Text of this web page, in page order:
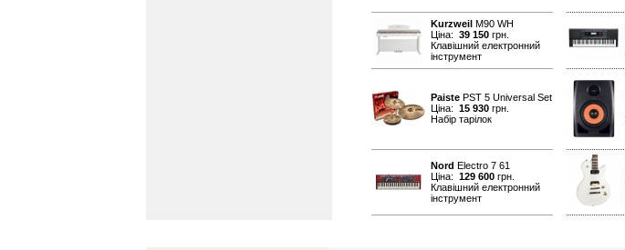
Kurzweil M90 WH
Ціна: 39 150 грн.
Клавішний електронний
інструмент
Paiste PST 5 Universal Set
Ціна: 15 930 грн.
Набір тарілок
Nord Electro 7 61
Ціна: 129 600 грн.
Клавішний електронний
інструмент